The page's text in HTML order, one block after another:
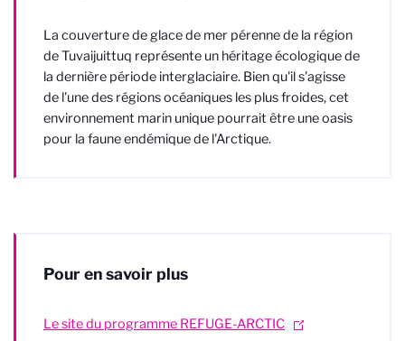
La couverture de glace de mer pérenne de la région
de Tuvaijuittuq représente un héritage écologique de
la dernière période interglaciaire. Bien qu'il s'agisse
de l'une des régions océaniques les plus froides, cet
environnement marin unique pourrait être une oasis
pour la faune endémique de l'Arctique.
Pour en savoir plus
Le site du programme REFUGE-ARCTIC